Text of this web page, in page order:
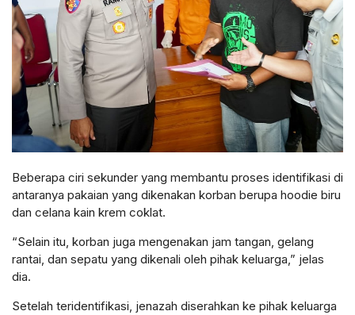
Beberapa ciri sekunder yang membantu proses identifikasi di
antaranya pakaian yang dikenakan korban berupa hoodie biru
dan celana kain krem coklat.
“Selain itu, korban juga mengenakan jam tangan, gelang
rantai, dan sepatu yang dikenali oleh pihak keluarga,” jelas
dia.
Setelah teridentifikasi, jenazah diserahkan ke pihak keluarga